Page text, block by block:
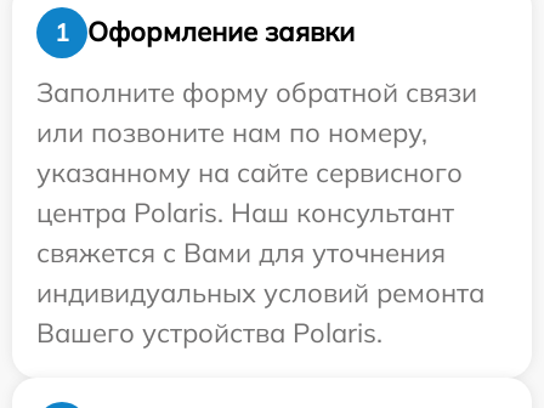
1
Оформление заявки
Заполните форму обратной связи
или позвоните нам по номеру,
указанному на сайте сервисного
центра Polaris. Наш консультант
свяжется с Вами для уточнения
индивидуальных условий ремонта
Вашего устройства Polaris.